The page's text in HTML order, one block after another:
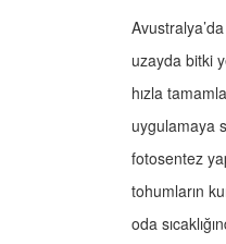
uzayda bitki
hızla
uygulamaya
fotosentez
tohumların
oda